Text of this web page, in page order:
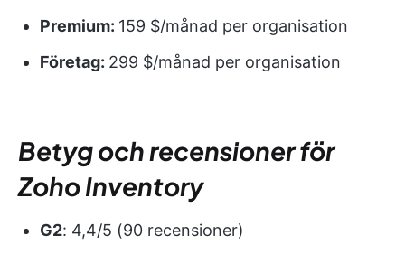
Premium: 159 $/månad per organisation
Företag: 299 $/månad per organisation
Betyg och recensioner för
Zoho Inventory
G2: 4,4/5 (90 recensioner)